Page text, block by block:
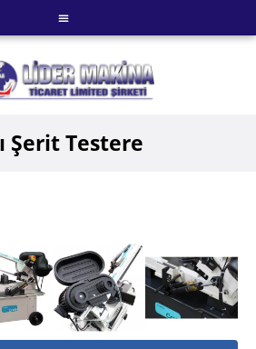
Şerit Testere